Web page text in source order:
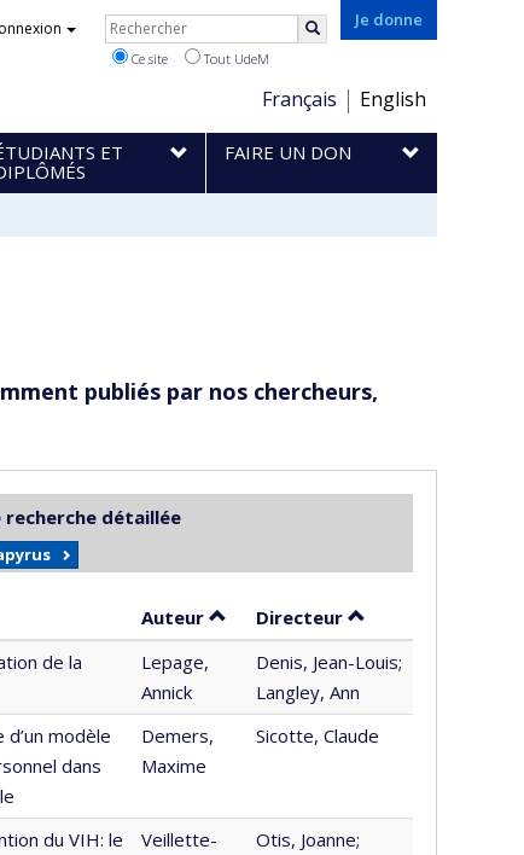
Je donne
Choix
de
la
langue
Français English
Rechercher
Ce site Tout UdeM
ET
FAIRE UN DON
publiés par nos chercheurs,
recherche détaillée
Auteur Trier par auteur en ordre
Directeur par contributeur
de la
Lepage,
Annick
Denis, Jean-Louis;
Langley, Ann
modèle
dans
Demers,
Maxime
Sicotte, Claude
du VIH: le
Veillette-
Otis, Joanne;